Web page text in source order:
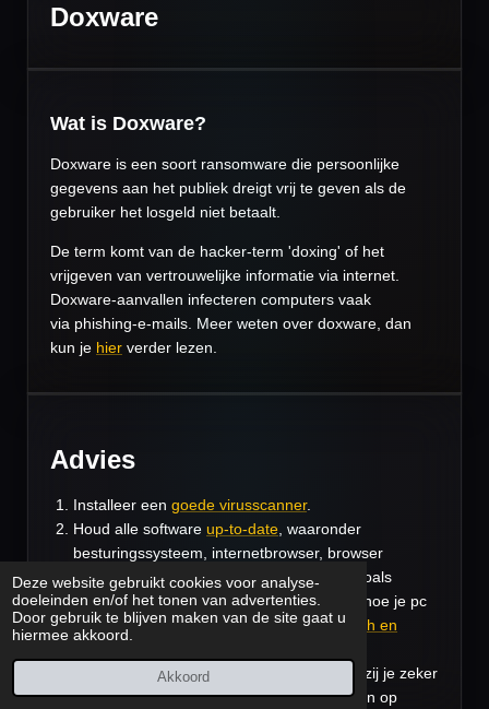
Deze website gebruikt cookies voor analyse-
doeleinden en/of het tonen van advertenties.
Door gebruik te blijven maken van de site gaat u
hiermee akkoord.
Akkoord
Doxware
Wat is Doxware?
Doxware is een soort ransomware die persoonlijke
gegevens aan het publiek dreigt vrij te geven als de
gebruiker het losgeld niet betaalt.
De term komt van de hacker-term 'doxing' of het
vrijgeven van vertrouwelijke informatie via internet.
Doxware-aanvallen infecteren computers vaak
via phishing-e-mails. Meer weten over doxware, dan
kun je hier verder lezen.
Advies
Installeer een goede virusscanner.
Houd alle software up-to-date , waaronder
besturingssysteem, internetbrowser, browser
aanvullingen en populaire programma's, zoals
Adobe Reader. Met ScanCircle zie je snel hoe je pc
ervoor staat. Voor software als Adobe Flash en
Klik niet op bijlagen en links in e-mails, tenzij je zeker
weet dat het vertrouwd is. Twijfel je, kijk dan op